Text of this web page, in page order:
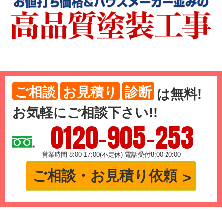
ご相談 お見積り 診断 は無料!
お気軽にご相談下さい!!
0120-905-253
営業時間 8:00-17:00(不定休) 電話受付8:00-20:00
ご相談・お見積り依頼